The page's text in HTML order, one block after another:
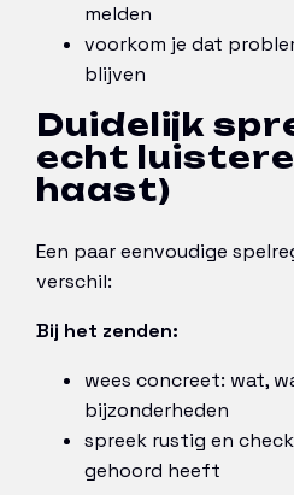
melden
voorkom je dat
blijven
Duidelijk
echt
haast)
Een paar eenvoudige
verschil:
Bij het zenden:
wees concreet: wat,
bijzonderheden
spreek rustig en
gehoord heeft